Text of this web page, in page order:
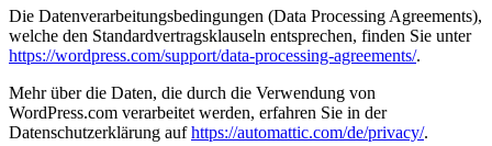
Die Datenverarbeitungsbedingungen (Data Processing Agreements),
welche den Standardvertragsklauseln entsprechen, finden Sie unter
https://wordpress.com/support/data-processing-agreements/.
Mehr über die Daten, die durch die Verwendung von
WordPress.com verarbeitet werden, erfahren Sie in der
Datenschutzerklärung aufhttps://automattic.com/de/privacy/.